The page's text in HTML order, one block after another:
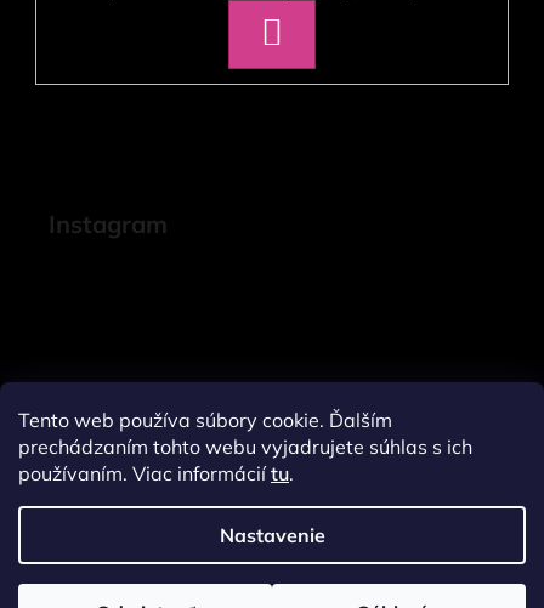
Tento web používa súbory cookie. Ďalším
prechádzaním tohto webu vyjadrujete súhlas s ich
používaním. Viac informáciítu.
Nastavenie
SA
Instagram